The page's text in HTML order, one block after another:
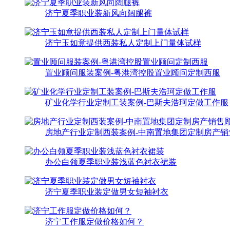
济宁夏季职业装新风向阔腿裤
济宁玉如意提供西装私人定制上门量体试样
置业顾问服装案例-粤港湾控股置业顾问定制西服
矿业化学行业定制工装案例-巴斯夫浩珂定做工作服
房地产行业定制西装案例-中南置地集团定制房产
办公白领夏季职业装浅蓝色衬衣裙装
济宁夏季职业装定做男女短袖衬衣
济宁工作服定做价格如何？